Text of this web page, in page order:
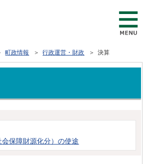
町政情報 ＞行政運営・財政 ＞ 決算
保障財源化分）の使途